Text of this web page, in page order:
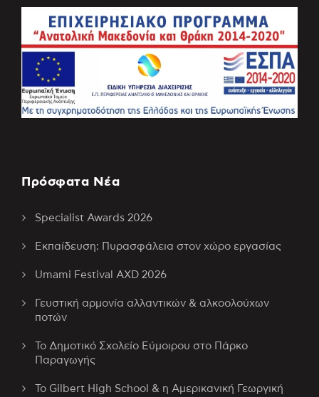
Πρόσφατα Νέα
Specialist Awards 2026
Εκπαίδευση: Πυρασφάλεια στον χώρο εργασίας
Umami Festival AXD 2026
Γευστική αρμονία αλλαντικών & αλκοολούχων
ποτών
Το Δημοτικό Σχολείο Εύμοιρου στο Πάρκο
Παραγωγής
Το Gilbert High School & η Αμερικανική Γεωργική